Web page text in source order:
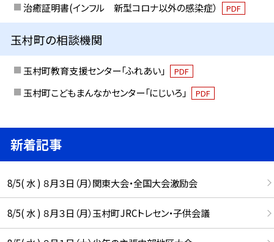
治癒証明書(インフル 新型コロナ以外の感染症） PDF
玉村町の相談機関
玉村町教育支援センター「ふれあい」 PDF
玉村町こどもまんなかセンター「にじいろ」 PDF
新着記事
8/5( 水 ) ８月３日（月）関東大会・全国大会激励会
8/5( 水 ) ８月３日（月）玉村町JRCトレセン・子供会議